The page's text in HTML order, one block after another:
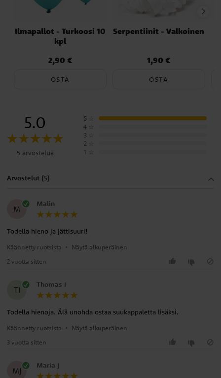
Ilmapallot - Turkoosi 10
kpl
Hinta:2,90 €
2,90 €
OSTA
Serpentiinit - Valkoinen
Hinta:1,90 €
1,90 €
OSTA
5.0
5 arvostelua
5
4
3
2
1
Arvostelut (5)
M
Malin
Todella hieno ja jättisuuri!
Käännetty ruotsista •
Näytä alkuperäinen
2 vuotta sitten
TI
Thomas I
Todella hienoja. Älä unohda ostaa suukappaletta lisäksi.
Käännetty ruotsista •
Näytä alkuperäinen
3 vuotta sitten
MJ
Maria J